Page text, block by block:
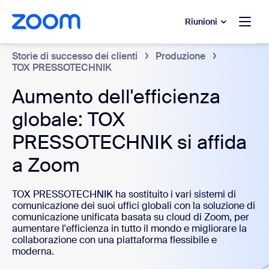
principale
di assistenza Riunioni
Storie di successo dei clienti
Produzione
TOX PRESSOTECHNIK
Aumento dell'efficienza
globale: TOX
PRESSOTECHNIK si affida
a Zoom
TOX PRESSOTECHNIK ha sostituito i vari sistemi di
comunicazione dei suoi uffici globali con la soluzione di
comunicazione unificata basata su cloud di Zoom, per
aumentare l'efficienza in tutto il mondo e migliorare la
collaborazione con una piattaforma flessibile e
moderna.